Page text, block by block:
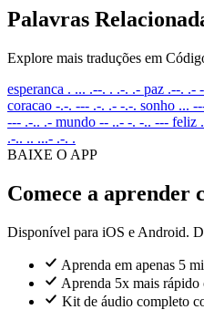
Palavras
Explore mais traduções em
esperanca . ... .--. . .-. .- paz .--. .-
coracao -.-. --- .-. .- -.-. sonho ...
--- .-.. .- mundo -- ..- -. -.. --- feliz
.-.. .. ...- .-. .
BAIXE O APP
Comece a aprender
Disponível para iOS e Android.
Aprenda em apenas 5
Aprenda 5x mais rápido
Kit de áudio completo